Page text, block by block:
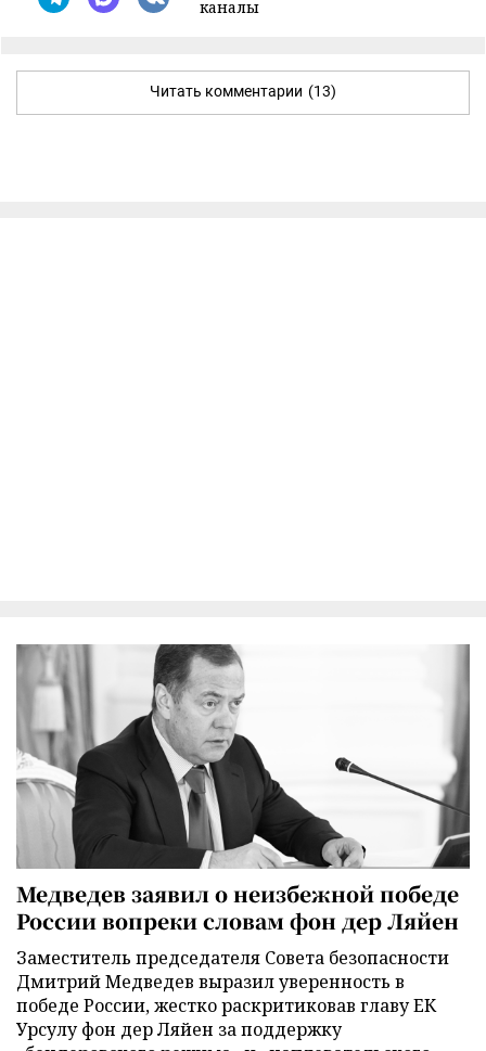
каналы
Читать комментарии (13)
Медведев заявил о неизбежной победе
России вопреки словам фон дер Ляйен
Заместитель председателя Совета безопасности
Дмитрий Медведев выразил уверенность в
победе России, жестко раскритиковав главу ЕК
Урсулу фон дер Ляйен за поддержку